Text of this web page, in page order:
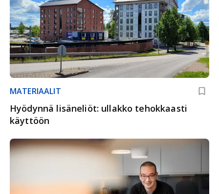
MATERIAALIT
Hyödynnä lisäneliöt: ullakko tehokkaasti
käyttöön